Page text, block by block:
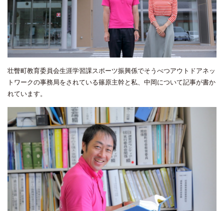
壮瞥町教育委員会生涯学習課スポーツ振興係でそうべつアウトドアネッ
トワークの事務局をされている篠原主幹と私、中岡について記事が書か
れています。